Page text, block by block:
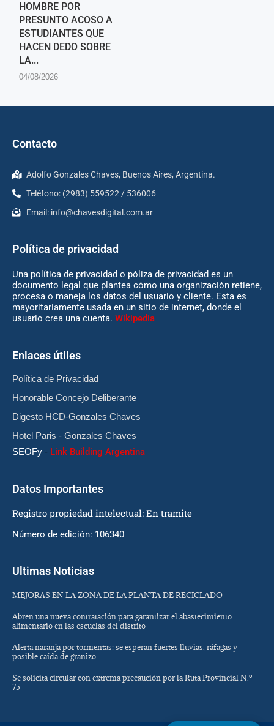
HOMBRE POR
PRESUNTO ACOSO A
ESTUDIANTES QUE
HACEN DEDO SOBRE
LA...
04/08/2026
Contacto
Adolfo Gonzales Chaves, Buenos Aires, Argentina.
Teléfono: (2983) 559522 / 536006
Email: info@chavesdigital.com.ar
Política de privacidad
Una política de privacidad o póliza de privacidad es un
documento legal que plantea cómo una organización retiene,
procesa o maneja los datos del usuario y cliente. Esta es
mayoritariamente usada en un sitio de internet, donde el
usuario crea una cuenta. Wikipedia
Enlaces útiles
Política de Privacidad
Honorable Concejo Deliberante
Digesto HCD-Gonzales Chaves
Hotel Paris - Gonzales Chaves
SEOFy - Link Building Argentina
Datos Importantes
Registro propiedad intelectual: En tramite
Número de edición: 106340
Ultimas Noticias
MEJORAS EN LA ZONA DE LA PLANTA DE RECICLADO
Abren una nueva contratación para garantizar el abastecimiento
alimentario en las escuelas del distrito
Alerta naranja por tormentas: se esperan fuertes lluvias, ráfagas y
posible caída de granizo
Se solicita circular con extrema precaución por la Ruta Provincial N.º
75